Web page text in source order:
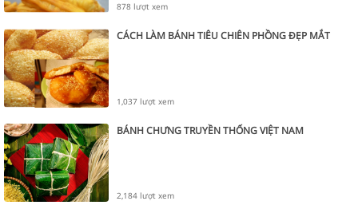
878 lượt xem
CÁCH LÀM BÁNH TIÊU CHIÊN PHỒNG ĐẸP MẮT
1,037 lượt xem
BÁNH CHƯNG TRUYỀN THỐNG VIỆT NAM
2,184 lượt xem